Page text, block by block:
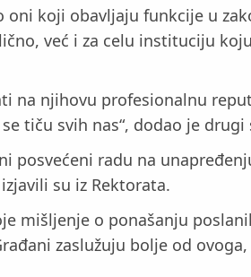
oni koji obavljaju funkcije u
već i za celu instituciju
njihovu profesionalnu
tiču svih nas“, dodao je drugi
posvećeni radu na
su iz Rektorata.
mišljenje o ponašanju
zaslužuju bolje od